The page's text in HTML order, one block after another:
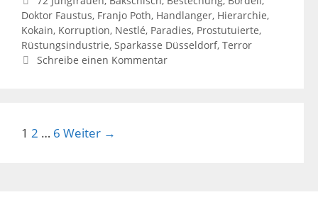
Doktor Faustus, Franjo Poth, Handlanger, Hierarchie,
Kokain, Korruption, Nestlé, Paradies, Prostutuierte,
Rüstungsindustrie, Sparkasse Düsseldorf, Terror
Schreibe einen Kommentar
Beitrags-
1 2 … 6 Weiter →